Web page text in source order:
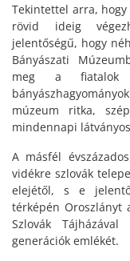
Tekintettel arra,
rövid ideig
jelentőségű, hogy
Bányászati
meg a
múzeum ritka,
mindennapi
A másfél
vidékre szlovák
elejétől, s e
térképén
Szlovák
generációk emlékét.